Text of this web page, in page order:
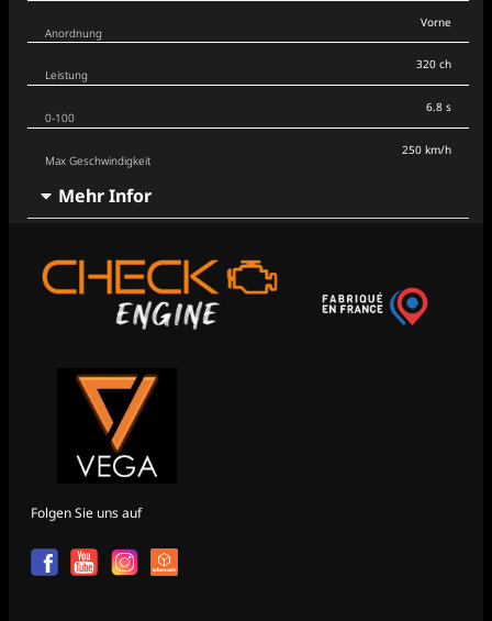
Anordnung
Vorne
Leistung
0-100
Max Geschwindigkeit
320 ch
6.8 s
250 km/h
Mehr Infor
Folgen Sie uns auf